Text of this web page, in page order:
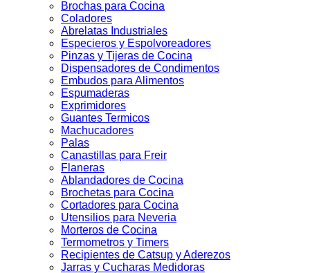
Brochas para Cocina
Coladores
Abrelatas Industriales
Especieros y Espolvoreadores
Pinzas y Tijeras de Cocina
Dispensadores de Condimentos
Embudos para Alimentos
Espumaderas
Exprimidores
Guantes Termicos
Machucadores
Palas
Canastillas para Freir
Flaneras
Ablandadores de Cocina
Brochetas para Cocina
Cortadores para Cocina
Utensilios para Neveria
Morteros de Cocina
Termometros y Timers
Recipientes de Catsup y Aderezos
Jarras y Cucharas Medidoras